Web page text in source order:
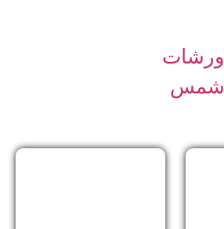
ورشات
شمس